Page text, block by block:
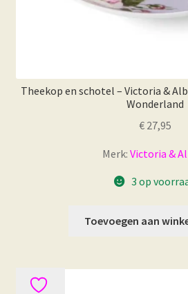
Theekop en schotel – Victoria &
Wonderland
€27,95
Merk: Victoria &
3 op
Toevoegen aan